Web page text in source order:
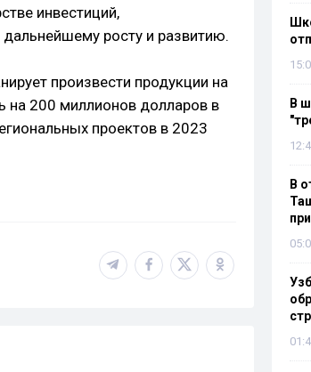
инвестиций,
росту и развитию.
произвести продукции на
на 200 миллионов долларов в
проектов в 2023
В
В